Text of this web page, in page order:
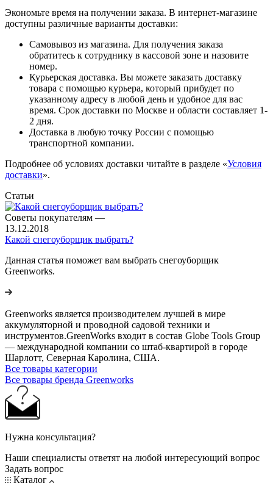
Экономьте время на получении заказа. В интернет-магазине
доступны различные варианты доставки:
Самовывоз из магазина. Для получения заказа
обратитесь к сотруднику в кассовой зоне и назовите
номер.
Курьерская доставка. Вы можете заказать доставку
товара с помощью курьера, который прибудет по
указанному адресу в любой день и удобное для вас
время. Срок доставки по Москве и области составляет 1-
2 дня.
Доставка в любую точку России с помощью
транспортной компании.
Подробнее об условиях доставки читайте в разделе «Условия
доставки».
Статьи
Советы покупателям —
13.12.2018
Какой снегоуборщик выбрать?
Данная статья поможет вам выбрать снегоуборщик
Greenworks.
Greenworks является производителем лучшей в мире
аккумуляторной и проводной садовой техники и
инструментов.GreenWorks входит в состав Globe Tools Group
— международной компании со штаб-квартирой в городе
Шарлотт, Северная Каролина, США.
Все товары категории
Все товары бренда Greenworks
Нужна консультация?
Наши специалисты ответят на любой интересующий вопрос
Задать вопрос
Каталог